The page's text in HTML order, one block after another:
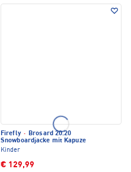
Firefly · Brosard 20.20
Snowboardjacke mit Kapuze
Kinder
€ 129,99